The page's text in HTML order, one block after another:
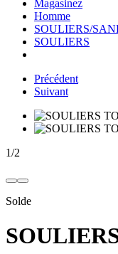
Magasinez
Homme
SOULIERS/
SOULIERS
Précédent
Suivant
1/2
Solde